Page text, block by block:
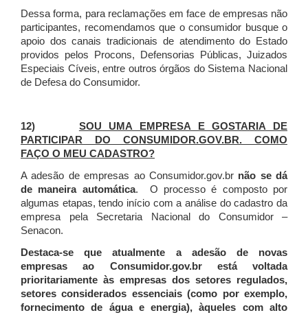
Dessa forma, para reclamações em face de empresas não
participantes, recomendamos que o consumidor busque o
apoio dos canais tradicionais de atendimento do Estado
providos pelos Procons, Defensorias Públicas, Juizados
Especiais Cíveis, entre outros órgãos do Sistema Nacional
de Defesa do Consumidor.
12) SOU UMA EMPRESA E GOSTARIA DE
PARTICIPAR DO CONSUMIDOR.GOV.BR. COMO
FAÇO O MEU CADASTRO?
A adesão de empresas ao Consumidor.gov.br não se dá
de maneira automática. O processo é composto por
algumas etapas, tendo início com a análise do cadastro da
empresa pela Secretaria Nacional do Consumidor –
Senacon.
Destaca-se que atualmente a adesão de novas
empresas ao Consumidor.gov.br está voltada
prioritariamente às empresas dos setores regulados,
setores considerados essenciais (como por exemplo,
fornecimento de água e energia), àqueles com alto